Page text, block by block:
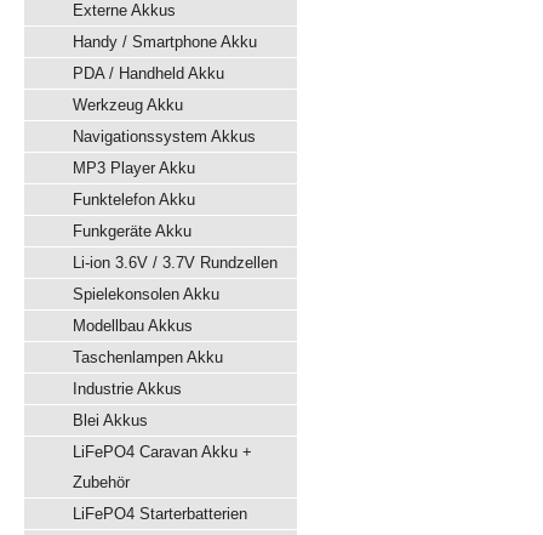
Externe Akkus
Handy / Smartphone Akku
PDA / Handheld Akku
Werkzeug Akku
Navigationssystem Akkus
MP3 Player Akku
Funktelefon Akku
Funkgeräte Akku
Li-ion 3.6V / 3.7V Rundzellen
Spielekonsolen Akku
Modellbau Akkus
Taschenlampen Akku
Industrie Akkus
Blei Akkus
LiFePO4 Caravan Akku +
Zubehör
LiFePO4 Starterbatterien